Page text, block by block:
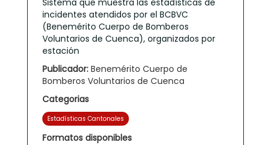
Sistema que muestra las estadísticas de
incidentes atendidos por el BCBVC
(Benemérito Cuerpo de Bomberos
Voluntarios de Cuenca), organizados por
estación
Publicador: Benemérito Cuerpo de
Bomberos Voluntarios de Cuenca
Categorias
Estadísticas Cantonales
Formatos disponibles